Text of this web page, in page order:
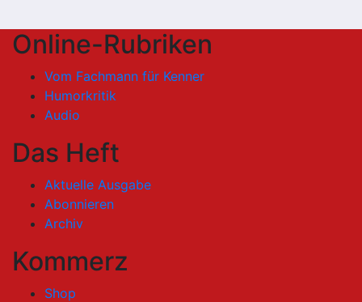
Online-Rubriken
Vom Fachmann für Kenner
Humorkritik
Audio
Das Heft
Aktuelle Ausgabe
Abonnieren
Archiv
Kommerz
Shop